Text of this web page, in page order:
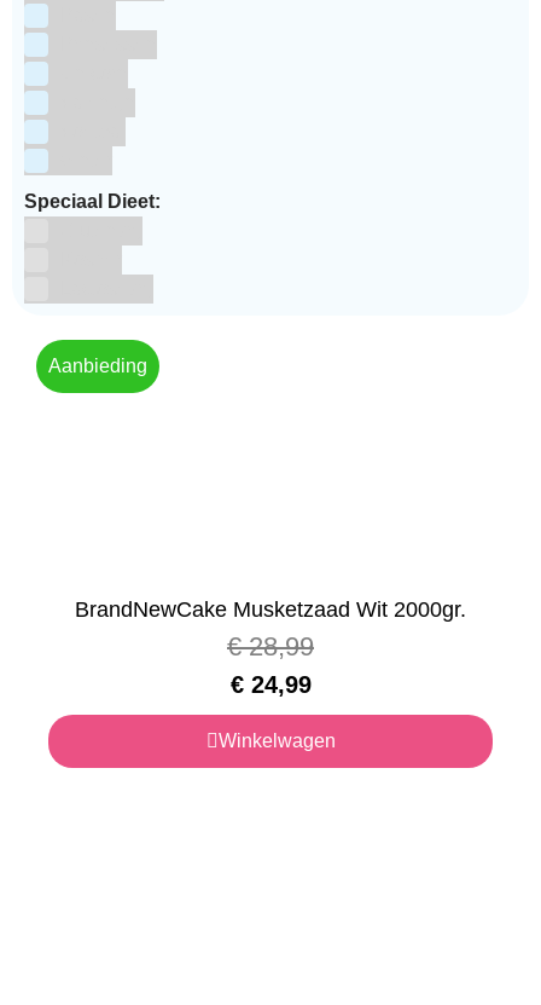
Speciaal Dieet:
Aanbieding
BrandNewCake Musketzaad Wit 2000gr.
€28,99
€24,99
Winkelwagen